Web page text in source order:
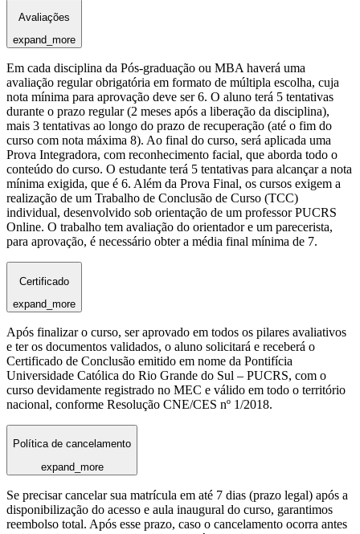
Avaliações
expand_more
Em cada disciplina da Pós-graduação ou MBA haverá uma
avaliação regular obrigatória em formato de múltipla escolha, cuja
nota mínima para aprovação deve ser 6. O aluno terá 5 tentativas
durante o prazo regular (2 meses após a liberação da disciplina),
mais 3 tentativas ao longo do prazo de recuperação (até o fim do
curso com nota máxima 8). Ao final do curso, será aplicada uma
Prova Integradora, com reconhecimento facial, que aborda todo o
conteúdo do curso. O estudante terá 5 tentativas para alcançar a nota
mínima exigida, que é 6. Além da Prova Final, os cursos exigem a
realização de um Trabalho de Conclusão de Curso (TCC)
individual, desenvolvido sob orientação de um professor PUCRS
Online. O trabalho tem avaliação do orientador e um parecerista,
para aprovação, é necessário obter a média final mínima de 7.
Certificado
expand_more
Após finalizar o curso, ser aprovado em todos os pilares avaliativos
e ter os documentos validados, o aluno solicitará e receberá o
Certificado de Conclusão emitido em nome da Pontifícia
Universidade Católica do Rio Grande do Sul – PUCRS, com o
curso devidamente registrado no MEC e válido em todo o território
nacional, conforme Resolução CNE/CES nº 1/2018.
Política de cancelamento
expand_more
Se precisar cancelar sua matrícula em até 7 dias (prazo legal) após a
disponibilização do acesso e aula inaugural do curso, garantimos
reembolso total. Após esse prazo, caso o cancelamento ocorra antes